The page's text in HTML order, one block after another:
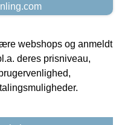
webshops og anmeldt
deres prisniveau,